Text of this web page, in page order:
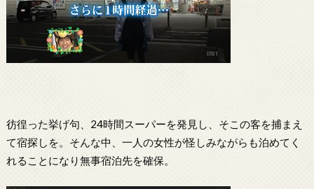
彷徨った挙げ句、24時間スーパーを発見し、そこの客を捕まえ
て宿探しを。そんな中、一人の女性が怪しみながらも泊めてく
れることになり無事宿泊先を確保。